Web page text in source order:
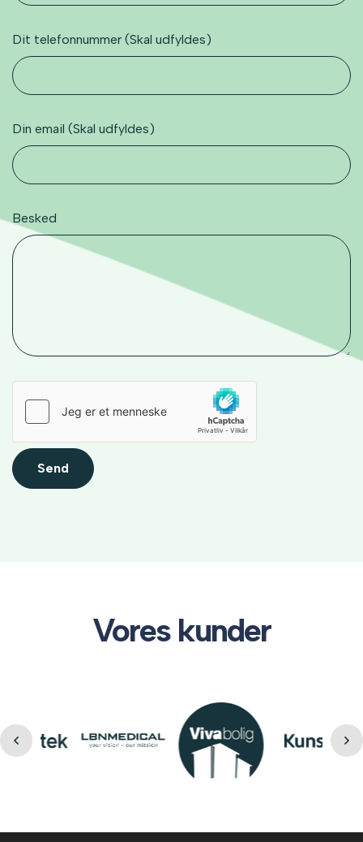
Dit telefonnummer (Skal udfyldes)
Din email (Skal udfyldes)
Besked
Send
Vores kunder